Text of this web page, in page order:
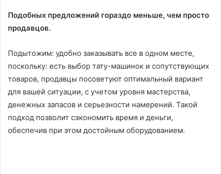
Подобных предложений гораздо меньше, чем просто
продавцов.
Подытожим: удобно заказывать все в одном месте,
поскольку: есть выбор тату-машинок и сопутствующих
товаров, продавцы посоветуют оптимальный вариант
для вашей ситуации, с учетом уровня мастерства,
денежных запасов и серьезности намерений. Такой
подход позволит сэкономить время и деньги,
обеспечив при этом достойным оборудованием.